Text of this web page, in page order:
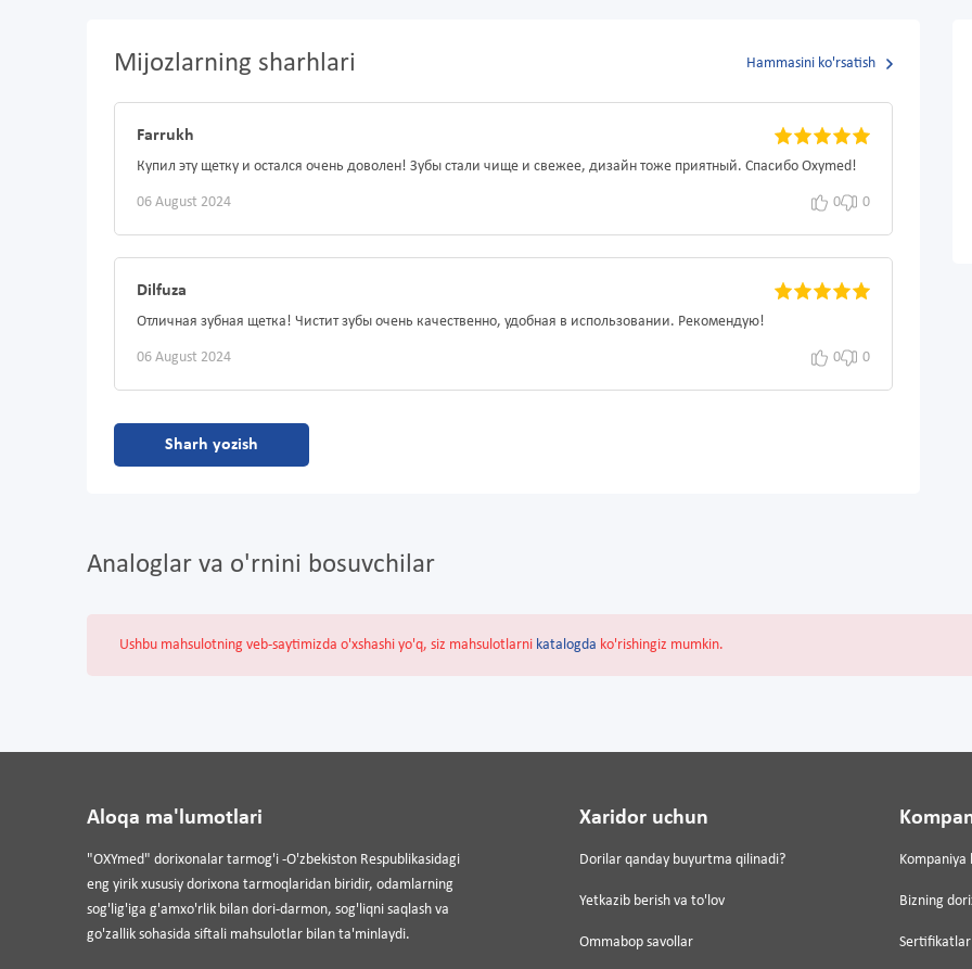
Mijozlarning sharhlari Hammasini ko'rsatish
Farrukh
Купил эту щетку и остался очень доволен! Зубы стали чище и свежее, дизайн тоже приятный. Спасибо Oxymed!
06 August 2024 0 0
Dilfuza
Отличная зубная щетка! Чистит зубы очень качественно, удобная в использовании. Рекомендую!
06 August 2024 0 0
Sharh yozish
Analoglar va o'rnini bosuvchilar
Ushbu mahsulotning veb-saytimizda o'xshashi yo'q, siz mahsulotlarni katalogda ko'rishingiz mumkin.
Aloqa ma'lumotlari
"OXYmed" dorixonalar tarmog'i -O'zbekiston Respublikasidagi
eng yirik xususiy dorixona tarmoqlaridan biridir, odamlarning
sog'lig'iga g'amxo'rlik bilan dori-darmon, sog'liqni saqlash va
go'zallik sohasida siftali mahsulotlar bilan ta'minlaydi.
Xaridor uchun
Dorilar qanday buyurtma qilinadi?
Yetkazib berish va to'lov
Ommabop savollar
Kompaniya
Bizning
Sertifikatlar